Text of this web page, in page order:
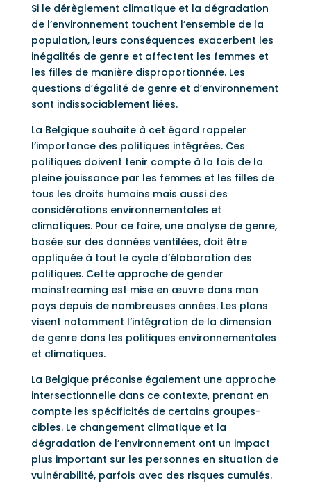
Si le dérèglement climatique et la dégradation
de l’environnement touchent l’ensemble de la
population, leurs conséquences exacerbent les
inégalités de genre et affectent les femmes et
les filles de manière disproportionnée. Les
questions d’égalité de genre et d’environnement
sont indissociablement liées.
La Belgique souhaite à cet égard rappeler
l’importance des politiques intégrées. Ces
politiques doivent tenir compte à la fois de la
pleine jouissance par les femmes et les filles de
tous les droits humains mais aussi des
considérations environnementales et
climatiques. Pour ce faire, une analyse de genre,
basée sur des données ventilées, doit être
appliquée à tout le cycle d’élaboration des
politiques. Cette approche de gender
mainstreaming est mise en œuvre dans mon
pays depuis de nombreuses années. Les plans
visent notamment l’intégration de la dimension
de genre dans les politiques environnementales
et climatiques.
La Belgique préconise également une approche
intersectionnelle dans ce contexte, prenant en
compte les spécificités de certains groupes-
cibles. Le changement climatique et la
dégradation de l’environnement ont un impact
plus important sur les personnes en situation de
vulnérabilité, parfois avec des risques cumulés.